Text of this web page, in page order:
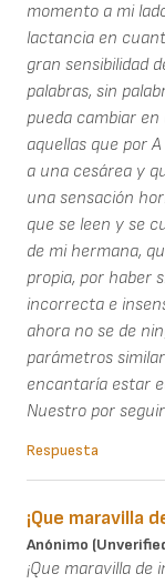
momento a mi
lactancia en
gran sensibilidad
palabras, sin
pueda cambiar
aquellas que por
a una cesárea y
una sensación
que se leen y se
de mi hermana,
propia, por haber
incorrecta e
ahora no se de
parámetros
encantaría estar
Nuestro por
Respuesta
¡Que maravilla
Anónimo
¡Que maravilla de